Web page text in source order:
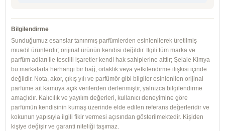
Bilgilendirme
Sunduğumuz esanslar tanınmış parfümlerden esinlenilerek üretilmiş
muadil ürünlerdir; orijinal ürünün kendisi değildir. İlgili tüm marka ve
parfüm adları ile tescilli işaretler kendi hak sahiplerine aittir; Şelale Kimya
bu markalarla herhangi bir bağ, ortaklık veya yetkilendirme ilişkisi içinde
değildir. Nota, akor, çıkış yılı ve parfümör gibi bilgiler esinlenilen orijinal
parfüme ait kamuya açık verilerden derlenmiştir, yalnızca bilgilendirme
amaçlıdır. Kalıcılık ve yayılım değerleri, kullanıcı deneyimine göre
parfümün kendisinin kumaş üzerinde elde edilen referans değerleridir ve
kokunun yapısıyla ilgili fikir vermesi açısından gösterilmektedir. Kişiden
kişiye değişir ve garanti niteliği taşımaz.